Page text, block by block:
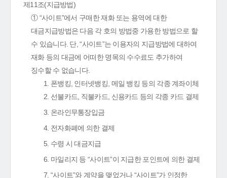
제11조(지급방법)
① “사이트”에서 구매한 재화 또는 용역에 대한
대금지급방법은 다음 각 호의 방법중 가용한 방법으로 할
수 있습니다. 단, “사이트”는 이용자의 지급방법에 대하여
재화 등의 대금에 어떠한 명목의 수수료도 추가하여
징수할 수 없습니다.
1. 폰뱅킹, 인터넷뱅킹, 메일 뱅킹 등의 각종 계좌이체
2. 선불카드, 직불카드, 신용카드 등의 각종 카드 결제
3. 온라인무통장입금
4. 전자화폐에 의한 결제
5. 수령 시 대금지급
6. 마일리지 등 “사이트”이 지급한 포인트에 의한 결제
7. “사이트”와 계약을 맺었거나 “사이트”가 인정한